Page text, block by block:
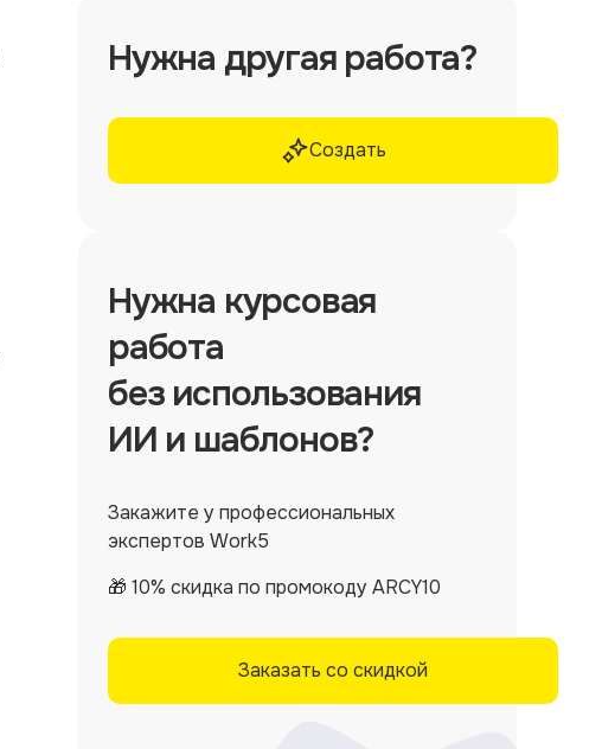
Нужна другая работа?
Создать
Нужна курсовая
работа
без использования
ИИ и шаблонов?
Закажите у профессиональных
экспертов Work5
🎁 10% скидка по промокоду ARCY10
Заказать со скидкой